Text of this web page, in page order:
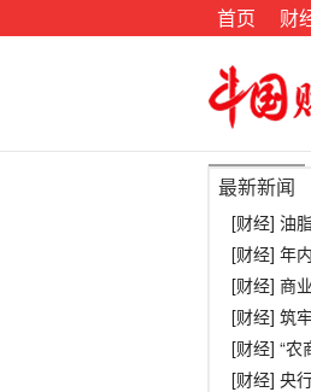
首页 财
最新新闻
[财经] 油
[财经] 年
[财经] 商
[财经] 筑
[财经] “农
[财经] 央